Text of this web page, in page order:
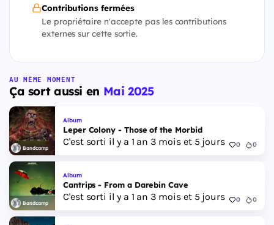
Contributions fermées
Le propriétaire n'accepte pas les contributions
externes sur cette sortie.
AU MÊME MOMENT
Ça sort aussi en Mai 2025
Bandcamp
Album
Leper Colony - Those of the Morbid
C'est sorti il y a 1 an 3 mois et 5 jours 0 0
Bandcamp
Album
Cantrips - From a Darebin Cave
C'est sorti il y a 1 an 3 mois et 5 jours 0 0